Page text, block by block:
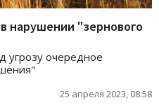
нарушении "зернового
угрозу очередное
25 апреля 2023, 08:58